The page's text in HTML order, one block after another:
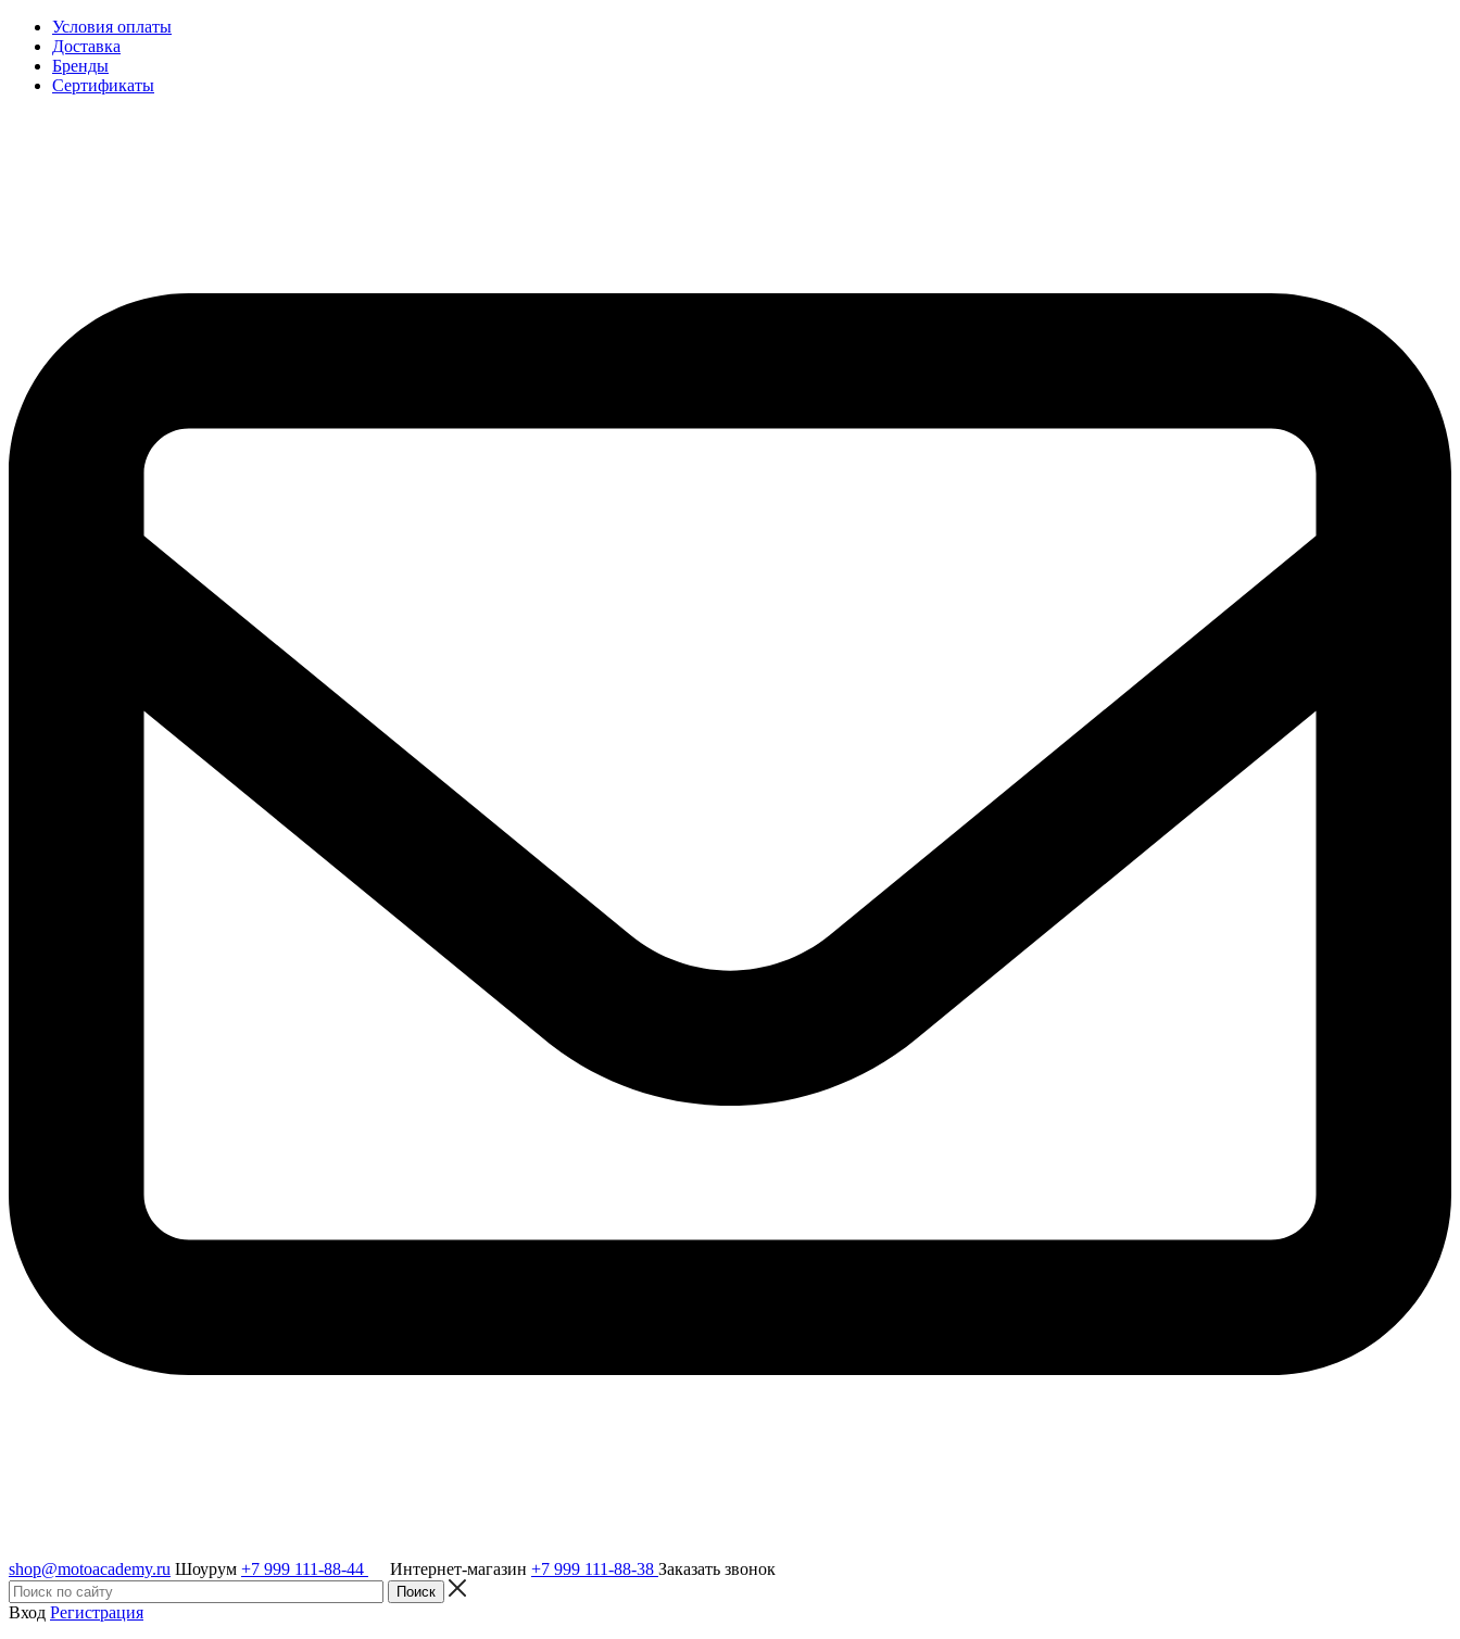
Условия оплаты
Доставка
Бренды
Сертификаты
shop@motoacademy.ru Шоурум +7 999 111-88-44 Интернет-магазин +7 999 111-88-38 Заказать звонок
Вход Регистрация